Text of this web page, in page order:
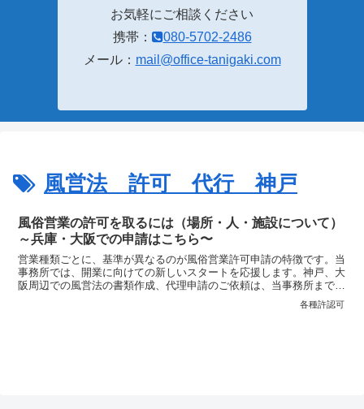
お気軽にご相談ください
携帯：
080-5702-2486
メール： mail@office-tanigaki.com
風営法 許可 代行 神戸
風俗営業の許可を取るには（場所・人・施設について）
～兵庫・大阪での申請はこちら〜
営業種類ごとに、基準が異なるのが風俗営業許可申請の特徴です。当
事務所では、開業に向けての新しいスタートを応援します。神戸、大
阪周辺での風営法の書類作成、代理申請のご依頼は、当事務所まで。
各種許認可